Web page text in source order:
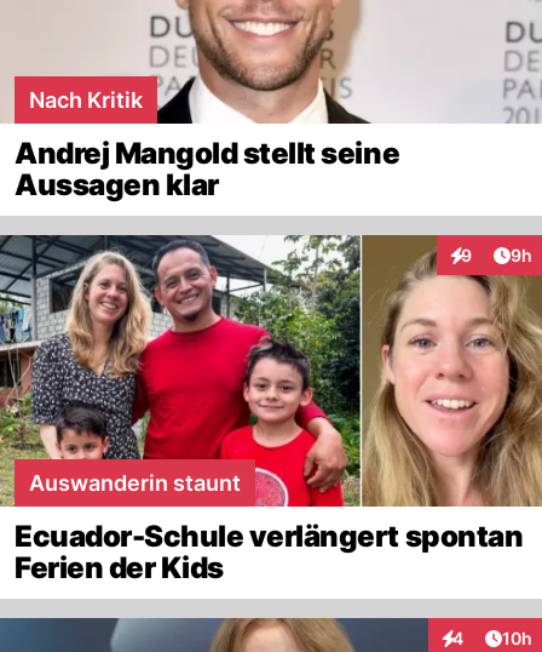
Nach Kritik
Andrej Mangold stellt seine
Aussagen klar
9 9h
Auswanderin staunt
Ecuador-Schule verlängert spontan
Ferien der Kids
4
Interaktionen
10h